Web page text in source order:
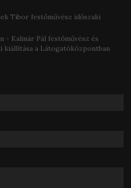
Tibor festőművész időszaki
- Kalmár Pál festőművész és
kiállítása a Látogatóközpontban